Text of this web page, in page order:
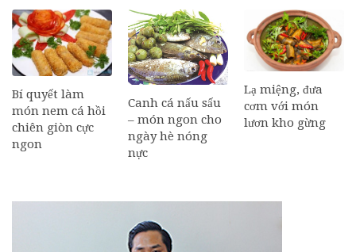
Bí quyết làm
món nem cá hồi
chiên giòn cực
ngon
Canh cá nấu sấu
– món ngon cho
ngày hè nóng
nực
Lạ miệng, đưa
cơm với món
lươn kho gừng